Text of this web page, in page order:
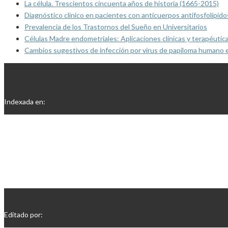
La célula. Trescientos cincuenta años de historia (1665-2015)
Diagnóstico clínico en pacientes con anticuerpos
Prevalencia de los Trastornos del Sueño en Universitarios
Células Madre endometriales: Aplicaciones clínicas y
Cambios sugestivos de infección por virus de papiloma
Indexada en:
Editado por: